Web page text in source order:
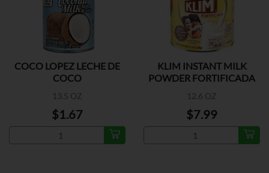
COCO LOPEZ LECHE DE
COCO
13.5 OZ
$1.67
KLIM INSTANT MILK
POWDER FORTIFICADA
12.6 OZ
$7.99